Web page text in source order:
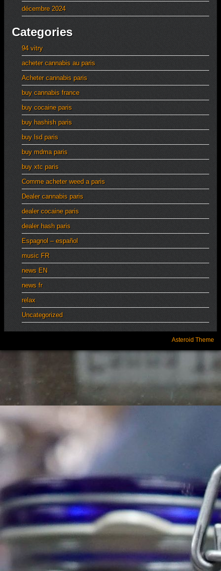
décembre 2024
Categories
94 vitry
acheter cannabis au paris
Acheter cannabis paris
buy cannabis france
buy cocaine paris
buy hashish paris
buy lsd paris
buy mdma paris
buy xtc paris
Comme acheter weed a paris
Dealer cannabis paris
dealer cocaine paris
dealer hash paris
Espagnol – español
music FR
news EN
news fr
relax
Uncategorized
Asteroid Theme